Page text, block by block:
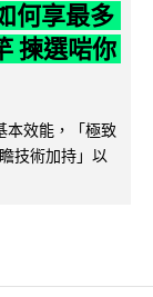
何享最多
揀選啱你
本效能，「極致
技術加持」以